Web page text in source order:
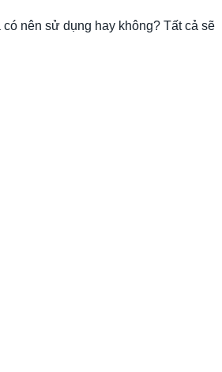
nên sử dụng hay không? Tất cả sẽ